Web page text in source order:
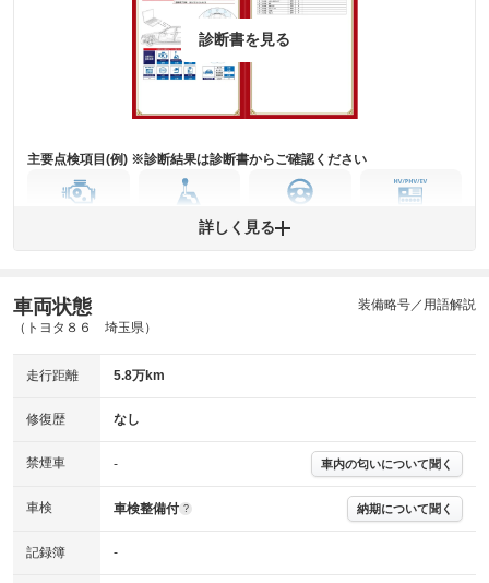
※グー鑑定は保証サービスではございません。購入時は必ず現車をご確認
※実際にお渡しするコンディションチェックシートにつきましては、形式
※グー鑑定の評価はあくまでも記載している鑑定日の鑑定結果となりま
診断書を見る
主要点検項目(例) ※診断結果は診断書からご確認ください
ミッション
ステアリング
ABS その他
※グー故障診断は保証サービスではございません。購入時は必ず現車をご
※実際にお渡しする故障診断書につきましては、形式および表示項目が異
※グー故障診断書はあくまでも実施時点での診断結果となります。将来に
わたり車両状態を担保するものではありませんので、車両情報等の詳細は
詳しく見る
車両状態
（トヨタ８６ 埼玉県）
装備略号／用語解説
走行距離 5.8万km
修復歴 なし
禁煙車 - 車内の匂いについて聞く
車検 車検整備付 ? 納期について聞く
記録簿 -